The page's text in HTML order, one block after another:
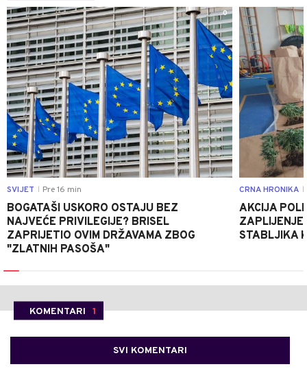
0
SVIJET Pre 16 min
BOGATAŠI USKORO OSTAJU BEZ
NAJVEĆE PRIVILEGIJE? BRISEL
ZAPRIJETIO OVIM DRŽAVAMA ZBOG
"ZLATNIH PASOŠA"
CRNA HRONIKA
AKCIJA
STABLJIKA
KOMENTARI 1
SVI KOMENTARI